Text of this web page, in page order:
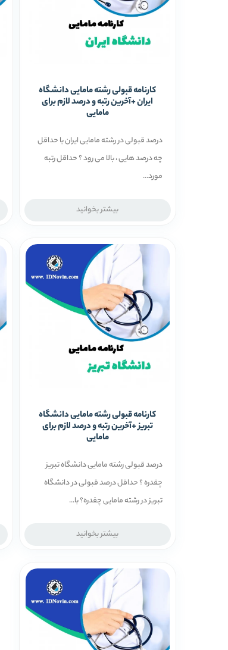
کارنامه قبولی رشته مامایی دانشگاه
ایران +آخرین رتبه و درصد لازم برای
مامایی
درصد قبولی در رشته مامایی ایران با حداقل
چه درصد هایی ، بالا می رود ؟ حداقل رتبه
مورد...
بیشتر بخوانید
کارنامه قبولی رشته مامایی دانشگاه
تبریز +آخرین رتبه و درصد لازم برای
مامایی
درصد قبولی رشته مامایی دانشگاه تبریز
چقدره ؟ حداقل درصد قبولی در دانشگاه
تبریز در رشته مامایی چقدره؟ با...
بیشتر بخوانید